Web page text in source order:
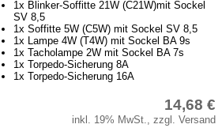
1x Blinker-Soffitte 21W (C21W)mit Sockel
SV 8,5
1x Soffitte 5W (C5W) mit Sockel SV 8,5
1x Lampe 4W (T4W) mit Sockel BA 9s
1x Tacholampe 2W mit Sockel BA 7s
1x Torpedo-Sicherung 8A
1x Torpedo-Sicherung 16A
14,68 €
inkl. 19% MwSt., zzgl. Versand